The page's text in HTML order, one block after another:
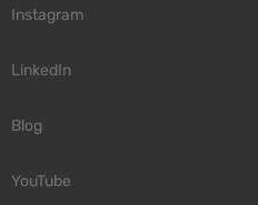
Instagram
LinkedIn
Blog
YouTube